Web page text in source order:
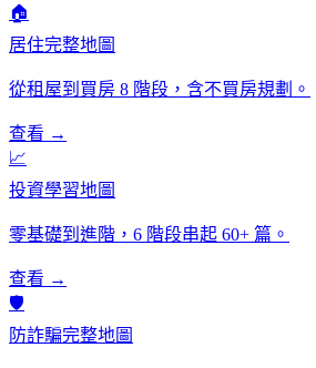
🏠
居住完整地圖
從租屋到買房 8 階段，含不買房規劃。
查看 →
📈
投資學習地圖
零基礎到進階，6 階段串起 60+ 篇。
查看 →
🛡️
防詐騙完整地圖